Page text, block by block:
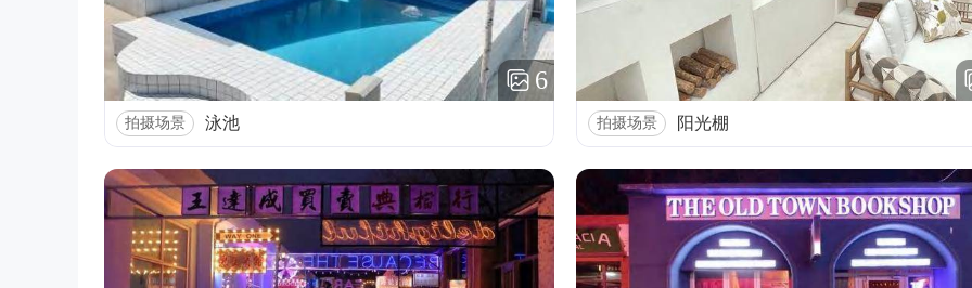
6
拍摄场景 泳池 拍摄场景 阳光棚